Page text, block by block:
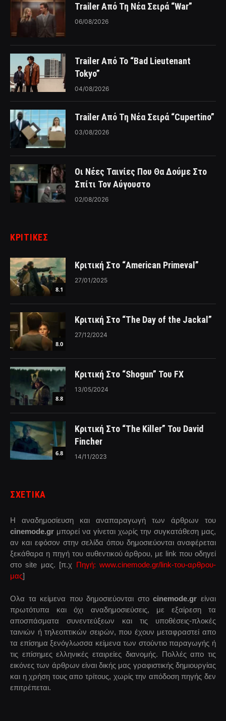
Trailer Από Τη Νέα Σειρά “War”
06/08/2026
Trailer Από Το “Bad Lieutenant
Tokyo”
04/08/2026
Trailer Από Τη Νέα Σειρά “Cupertino”
03/08/2026
Οι Νέες Ταινίες Που Θα Δούμε Στο
Σπίτι Τον Αύγουστο
02/08/2026
ΚΡΙΤΙΚΈΣ
8.1
Κριτική Στο “American Primeval”
27/01/2025
8.0
Κριτική Στο “The Day of the Jackal”
27/12/2024
8.8
Κριτική Στο “Shogun” Του FX
13/05/2024
6.8
Κριτική Στο “The Killer” Του David
Fincher
14/11/2023
ΣΧΕΤΙΚΑ
Η αναδημοσίευση και αναπαραγωγή των άρθρων του
cinemode.gr μπορεί να γίνεται χωρίς την συγκατάθεση μας,
αν και εφόσον στην σελίδα όπου δημοσιεύονται αναφέρεται
ξεκάθαρα η πηγή του αυθεντικού άρθρου, με link που οδηγεί
στο site μας. [π.χ Πηγή: www.cinemode.gr/link-του-αρθρου-
μας]
Ολα τα κείμενα που δημοσιεύονται στοcinemode.gr είναι
πρωτότυπα και όχι αναδημοσιεύσεις, με εξαίρεση τα
αποσπάσματα συνεντεύξεων και τις υποθέσεις-πλοκές
ταινιών ή τηλεοπτικών σειρών, που έχουν μεταφραστεί απο
τα επίσημα ξενόγλωσσα κείμενα των στούντιο παραγωγής ή
τις επίσημες ελληνικές εταιρείες διανομής. Πολλές απο τις
εικόνες των άρθρων είναι δικής μας γραφιστικής δημιουργίας
και η χρήση τους απο τρίτους, χωρίς την απόδοση πηγής δεν
επιτρέπεται.